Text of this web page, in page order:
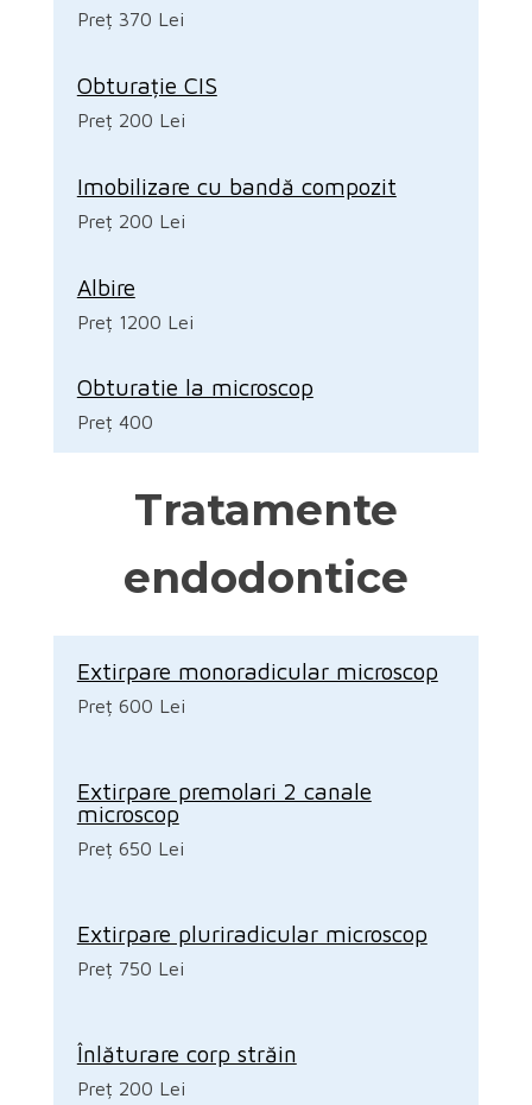
Preț 370 Lei
Obturație CIS
Preț 200 Lei
Imobilizare cu bandă compozit
Preț 200 Lei
Albire
Preț 1200 Lei
Obturatie la microscop
Preț 400
Tratamente
endodontice
Extirpare monoradicular microscop
Preț 600 Lei
Extirpare premolari 2 canale
microscop
Preț 650 Lei
Extirpare pluriradicular microscop
Preț 750 Lei
Înlăturare corp străin
Preț 200 Lei